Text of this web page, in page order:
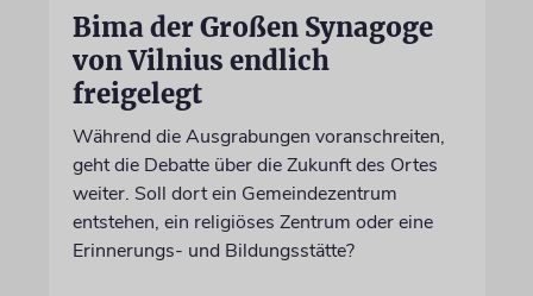
Bima der Großen Synagoge
von Vilnius endlich
freigelegt
Während die Ausgrabungen voranschreiten,
geht die Debatte über die Zukunft des Ortes
weiter. Soll dort ein Gemeindezentrum
entstehen, ein religiöses Zentrum oder eine
Erinnerungs- und Bildungsstätte?